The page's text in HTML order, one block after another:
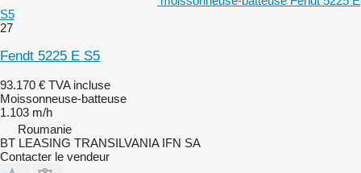
S5
27
Fendt 5225 E S5
93.170 € TVA incluse
Moissonneuse-batteuse
1.103 m/h
Roumanie
BT LEASING TRANSILVANIA IFN SA
Contacter le vendeur